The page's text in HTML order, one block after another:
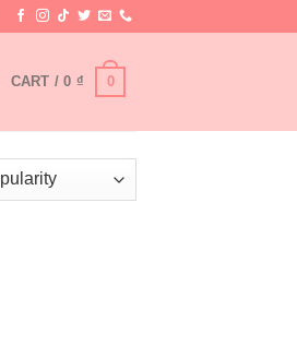
CART /0 ₫ 0